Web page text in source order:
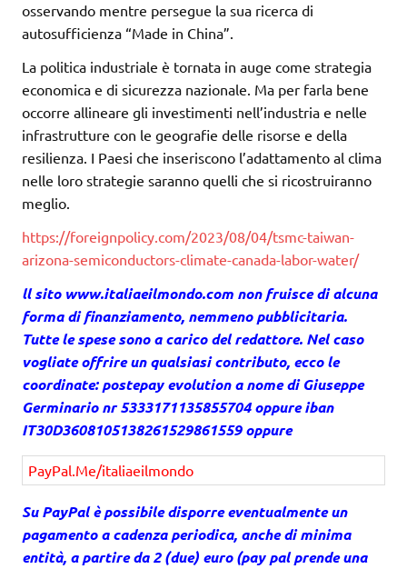
osservando mentre persegue la sua ricerca di
autosufficienza “Made in China”.
La politica industriale è tornata in auge come strategia
economica e di sicurezza nazionale. Ma per farla bene
occorre allineare gli investimenti nell’industria e nelle
infrastrutture con le geografie delle risorse e della
resilienza. I Paesi che inseriscono l’adattamento al clima
nelle loro strategie saranno quelli che si ricostruiranno
meglio.
https://foreignpolicy.com/2023/08/04/tsmc-taiwan-
arizona-semiconductors-climate-canada-labor-water/
ll sito www.italiaeilmondo.com non fruisce di alcuna
forma di finanziamento, nemmeno pubblicitaria.
Tutte le spese sono a carico del redattore. Nel caso
vogliate offrire un qualsiasi contributo, ecco le
coordinate: postepay evolution a nome di Giuseppe
Germinario nr 5333171135855704 oppure iban
IT30D3608105138261529861559 oppure
PayPal.Me/italiaeilmondo
Su PayPal è possibile disporre eventualmente un
pagamento a cadenza periodica, anche di minima
entità, a partire da 2 (due) euro (pay pal prende una